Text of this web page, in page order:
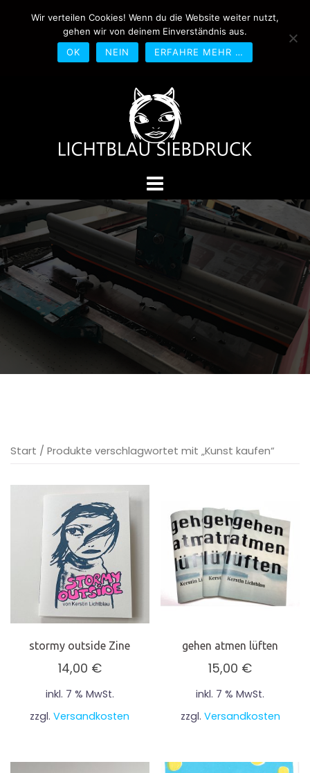
0170-4800361
drucken@lichtblau-
siebdruck.de
Schwedlerstraße 1 - 5 60314
Frankfurt
Start / Produkte verschlagwortet mit „Kunst kaufen“
stormy outside Zine
14,00 €
inkl. 7 % MwSt.
zzgl.Versandkosten
gehen atmen lüften
15,00 €
inkl. 7 % MwSt.
zzgl. Versandkosten
Wir verteilen Cookies! Wenn du die Website weiter nutzt,
gehen wir von deinem Einverständnis aus.
OK
NEIN ERFAHRE MEHR …